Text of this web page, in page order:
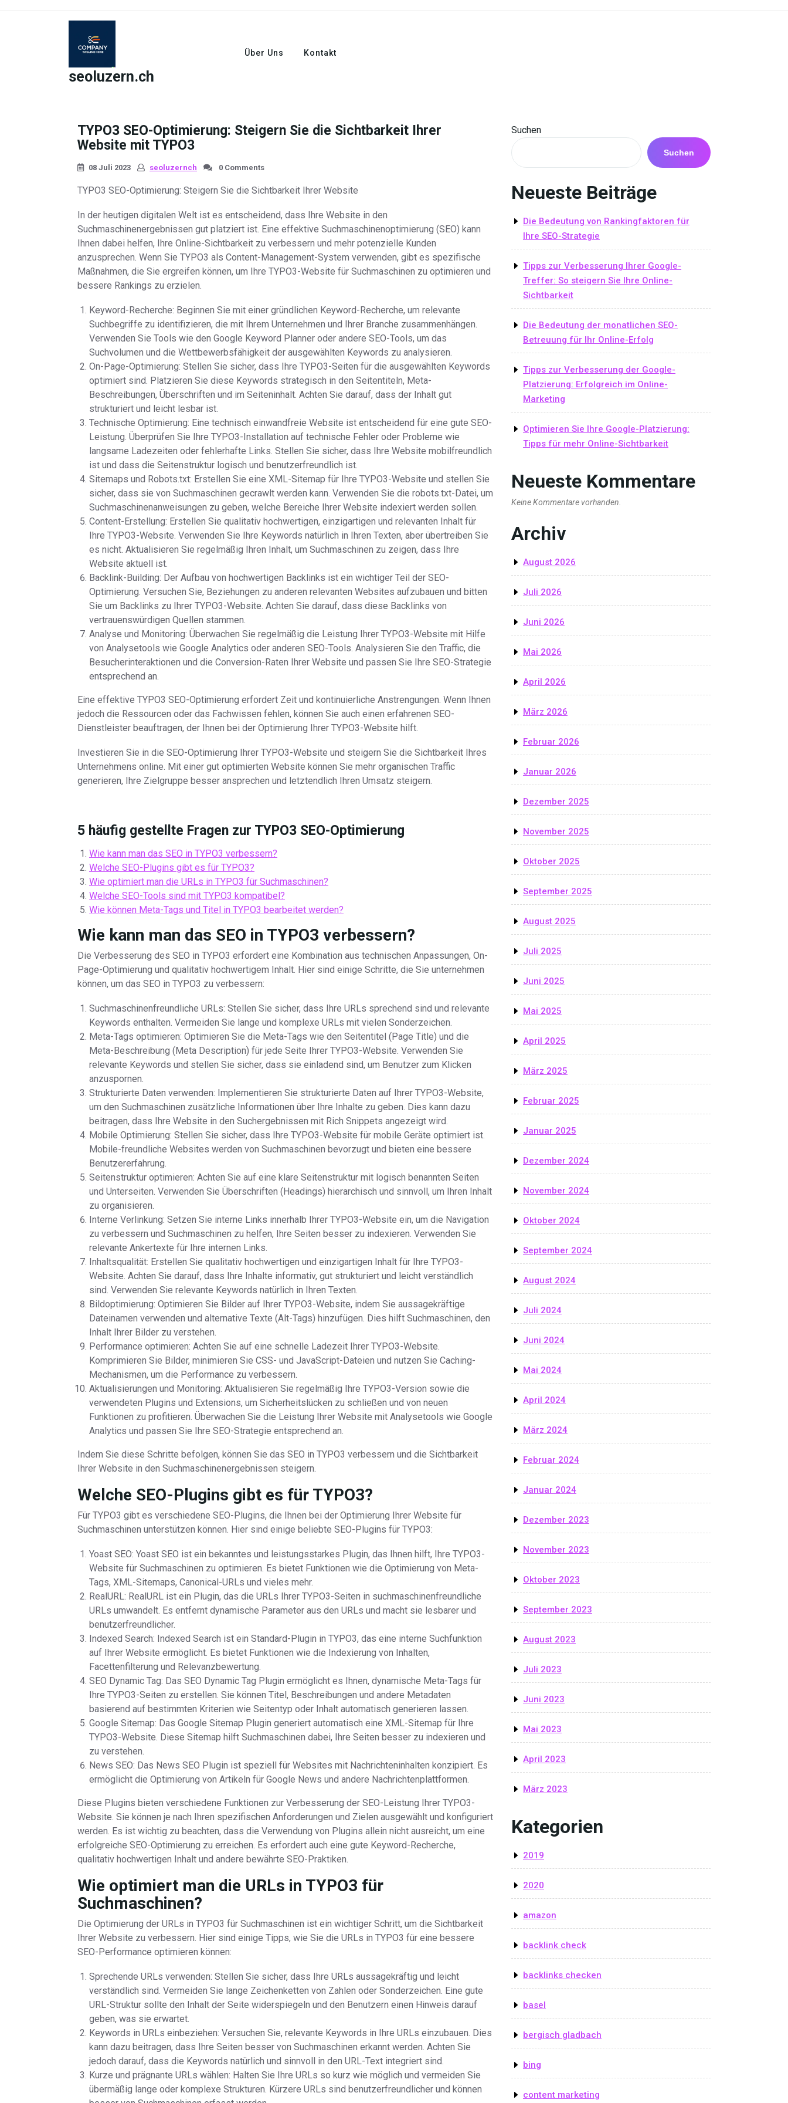
seoluzern.ch
Über Uns Kontakt
TYPO3 SEO-Optimierung: Steigern Sie die Sichtbarkeit Ihrer
Website mit TYPO3
08 Juli 2023 seoluzernch 0 Comments
TYPO3 SEO-Optimierung: Steigern Sie die Sichtbarkeit Ihrer Website
In der heutigen digitalen Welt ist es entscheidend, dass Ihre Website in den
Suchmaschinenergebnissen gut platziert ist. Eine effektive Suchmaschinenoptimierung (SEO) kann
Ihnen dabei helfen, Ihre Online-Sichtbarkeit zu verbessern und mehr potenzielle Kunden
anzusprechen. Wenn Sie TYPO3 als Content-Management-System verwenden, gibt es spezifische
Maßnahmen, die Sie ergreifen können, um Ihre TYPO3-Website für Suchmaschinen zu optimieren und
bessere Rankings zu erzielen.
Keyword-Recherche: Beginnen Sie mit einer gründlichen Keyword-Recherche, um relevante
Suchbegriffe zu identifizieren, die mit Ihrem Unternehmen und Ihrer Branche zusammenhängen.
Verwenden Sie Tools wie den Google Keyword Planner oder andere SEO-Tools, um das
Suchvolumen und die Wettbewerbsfähigkeit der ausgewählten Keywords zu analysieren.
On-Page-Optimierung: Stellen Sie sicher, dass Ihre TYPO3-Seiten für die ausgewählten Keywords
optimiert sind. Platzieren Sie diese Keywords strategisch in den Seitentiteln, Meta-
Beschreibungen, Überschriften und im Seiteninhalt. Achten Sie darauf, dass der Inhalt gut
strukturiert und leicht lesbar ist.
Technische Optimierung: Eine technisch einwandfreie Website ist entscheidend für eine gute SEO-
Leistung. Überprüfen Sie Ihre TYPO3-Installation auf technische Fehler oder Probleme wie
langsame Ladezeiten oder fehlerhafte Links. Stellen Sie sicher, dass Ihre Website mobilfreundlich
ist und dass die Seitenstruktur logisch und benutzerfreundlich ist.
Sitemaps und Robots.txt: Erstellen Sie eine XML-Sitemap für Ihre TYPO3-Website und stellen Sie
sicher, dass sie von Suchmaschinen gecrawlt werden kann. Verwenden Sie die robots.txt-Datei, um
Suchmaschinenanweisungen zu geben, welche Bereiche Ihrer Website indexiert werden sollen.
Content-Erstellung: Erstellen Sie qualitativ hochwertigen, einzigartigen und relevanten Inhalt für
Ihre TYPO3-Website. Verwenden Sie Ihre Keywords natürlich in Ihren Texten, aber übertreiben Sie
es nicht. Aktualisieren Sie regelmäßig Ihren Inhalt, um Suchmaschinen zu zeigen, dass Ihre
Website aktuell ist.
Backlink-Building: Der Aufbau von hochwertigen Backlinks ist ein wichtiger Teil der SEO-
Optimierung. Versuchen Sie, Beziehungen zu anderen relevanten Websites aufzubauen und bitten
Sie um Backlinks zu Ihrer TYPO3-Website. Achten Sie darauf, dass diese Backlinks von
vertrauenswürdigen Quellen stammen.
Analyse und Monitoring: Überwachen Sie regelmäßig die Leistung Ihrer TYPO3-Website mit Hilfe
von Analysetools wie Google Analytics oder anderen SEO-Tools. Analysieren Sie den Traffic, die
Besucherinteraktionen und die Conversion-Raten Ihrer Website und passen Sie Ihre SEO-Strategie
entsprechend an.
Eine effektive TYPO3 SEO-Optimierung erfordert Zeit und kontinuierliche Anstrengungen. Wenn Ihnen
jedoch die Ressourcen oder das Fachwissen fehlen, können Sie auch einen erfahrenen SEO-
Dienstleister beauftragen, der Ihnen bei der Optimierung Ihrer TYPO3-Website hilft.
Investieren Sie in die SEO-Optimierung Ihrer TYPO3-Website und steigern Sie die Sichtbarkeit Ihres
Unternehmens online. Mit einer gut optimierten Website können Sie mehr organischen Traffic
generieren, Ihre Zielgruppe besser ansprechen und letztendlich Ihren Umsatz steigern.
5 häufig gestellte Fragen zur TYPO3 SEO-Optimierung
Wie kann man das SEO in TYPO3 verbessern?
Welche SEO-Plugins gibt es für TYPO3?
Wie optimiert man die URLs in TYPO3 für Suchmaschinen?
Welche SEO-Tools sind mit TYPO3 kompatibel?
Wie können Meta-Tags und Titel in TYPO3 bearbeitet werden?
Wie kann man das SEO in TYPO3 verbessern?
Die Verbesserung des SEO in TYPO3 erfordert eine Kombination aus technischen Anpassungen, On-
Page-Optimierung und qualitativ hochwertigem Inhalt. Hier sind einige Schritte, die Sie unternehmen
können, um das SEO in TYPO3 zu verbessern:
Suchmaschinenfreundliche URLs: Stellen Sie sicher, dass Ihre URLs sprechend sind und relevante
Keywords enthalten. Vermeiden Sie lange und komplexe URLs mit vielen Sonderzeichen.
Meta-Tags optimieren: Optimieren Sie die Meta-Tags wie den Seitentitel (Page Title) und die
Meta-Beschreibung (Meta Description) für jede Seite Ihrer TYPO3-Website. Verwenden Sie
relevante Keywords und stellen Sie sicher, dass sie einladend sind, um Benutzer zum Klicken
anzuspornen.
Strukturierte Daten verwenden: Implementieren Sie strukturierte Daten auf Ihrer TYPO3-Website,
um den Suchmaschinen zusätzliche Informationen über Ihre Inhalte zu geben. Dies kann dazu
beitragen, dass Ihre Website in den Suchergebnissen mit Rich Snippets angezeigt wird.
Mobile Optimierung: Stellen Sie sicher, dass Ihre TYPO3-Website für mobile Geräte optimiert ist.
Mobile-freundliche Websites werden von Suchmaschinen bevorzugt und bieten eine bessere
Benutzererfahrung.
Seitenstruktur optimieren: Achten Sie auf eine klare Seitenstruktur mit logisch benannten Seiten
und Unterseiten. Verwenden Sie Überschriften (Headings) hierarchisch und sinnvoll, um Ihren Inhalt
zu organisieren.
Interne Verlinkung: Setzen Sie interne Links innerhalb Ihrer TYPO3-Website ein, um die Navigation
zu verbessern und Suchmaschinen zu helfen, Ihre Seiten besser zu indexieren. Verwenden Sie
relevante Ankertexte für Ihre internen Links.
Inhaltsqualität: Erstellen Sie qualitativ hochwertigen und einzigartigen Inhalt für Ihre TYPO3-
Website. Achten Sie darauf, dass Ihre Inhalte informativ, gut strukturiert und leicht verständlich
sind. Verwenden Sie relevante Keywords natürlich in Ihren Texten.
Bildoptimierung: Optimieren Sie Bilder auf Ihrer TYPO3-Website, indem Sie aussagekräftige
Dateinamen verwenden und alternative Texte (Alt-Tags) hinzufügen. Dies hilft Suchmaschinen, den
Inhalt Ihrer Bilder zu verstehen.
Performance optimieren: Achten Sie auf eine schnelle Ladezeit Ihrer TYPO3-Website.
Komprimieren Sie Bilder, minimieren Sie CSS- und JavaScript-Dateien und nutzen Sie Caching-
Mechanismen, um die Performance zu verbessern.
Aktualisierungen und Monitoring: Aktualisieren Sie regelmäßig Ihre TYPO3-Version sowie die
verwendeten Plugins und Extensions, um Sicherheitslücken zu schließen und von neuen
Funktionen zu profitieren. Überwachen Sie die Leistung Ihrer Website mit Analysetools wie Google
Analytics und passen Sie Ihre SEO-Strategie entsprechend an.
Indem Sie diese Schritte befolgen, können Sie das SEO in TYPO3 verbessern und die Sichtbarkeit
Ihrer Website in den Suchmaschinenergebnissen steigern.
Welche SEO-Plugins gibt es für TYPO3?
Für TYPO3 gibt es verschiedene SEO-Plugins, die Ihnen bei der Optimierung Ihrer Website für
Suchmaschinen unterstützen können. Hier sind einige beliebte SEO-Plugins für TYPO3:
Yoast SEO: Yoast SEO ist ein bekanntes und leistungsstarkes Plugin, das Ihnen hilft, Ihre TYPO3-
Website für Suchmaschinen zu optimieren. Es bietet Funktionen wie die Optimierung von Meta-
Tags, XML-Sitemaps, Canonical-URLs und vieles mehr.
RealURL: RealURL ist ein Plugin, das die URLs Ihrer TYPO3-Seiten in suchmaschinenfreundliche
URLs umwandelt. Es entfernt dynamische Parameter aus den URLs und macht sie lesbarer und
benutzerfreundlicher.
Indexed Search: Indexed Search ist ein Standard-Plugin in TYPO3, das eine interne Suchfunktion
auf Ihrer Website ermöglicht. Es bietet Funktionen wie die Indexierung von Inhalten,
Facettenfilterung und Relevanzbewertung.
SEO Dynamic Tag: Das SEO Dynamic Tag Plugin ermöglicht es Ihnen, dynamische Meta-Tags für
Ihre TYPO3-Seiten zu erstellen. Sie können Titel, Beschreibungen und andere Metadaten
basierend auf bestimmten Kriterien wie Seitentyp oder Inhalt automatisch generieren lassen.
Google Sitemap: Das Google Sitemap Plugin generiert automatisch eine XML-Sitemap für Ihre
TYPO3-Website. Diese Sitemap hilft Suchmaschinen dabei, Ihre Seiten besser zu indexieren und
zu verstehen.
News SEO: Das News SEO Plugin ist speziell für Websites mit Nachrichteninhalten konzipiert. Es
ermöglicht die Optimierung von Artikeln für Google News und andere Nachrichtenplattformen.
Diese Plugins bieten verschiedene Funktionen zur Verbesserung der SEO-Leistung Ihrer TYPO3-
Website. Sie können je nach Ihren spezifischen Anforderungen und Zielen ausgewählt und konfiguriert
werden. Es ist wichtig zu beachten, dass die Verwendung von Plugins allein nicht ausreicht, um eine
erfolgreiche SEO-Optimierung zu erreichen. Es erfordert auch eine gute Keyword-Recherche,
qualitativ hochwertigen Inhalt und andere bewährte SEO-Praktiken.
Wie optimiert man die URLs in TYPO3 für
Suchmaschinen?
Die Optimierung der URLs in TYPO3 für Suchmaschinen ist ein wichtiger Schritt, um die Sichtbarkeit
Ihrer Website zu verbessern. Hier sind einige Tipps, wie Sie die URLs in TYPO3 für eine bessere
SEO-Performance optimieren können:
Sprechende URLs verwenden: Stellen Sie sicher, dass Ihre URLs aussagekräftig und leicht
verständlich sind. Vermeiden Sie lange Zeichenketten von Zahlen oder Sonderzeichen. Eine gute
URL-Struktur sollte den Inhalt der Seite widerspiegeln und den Benutzern einen Hinweis darauf
geben, was sie erwartet.
Keywords in URLs einbeziehen: Versuchen Sie, relevante Keywords in Ihre URLs einzubauen. Dies
kann dazu beitragen, dass Ihre Seiten besser von Suchmaschinen erkannt werden. Achten Sie
jedoch darauf, dass die Keywords natürlich und sinnvoll in den URL-Text integriert sind.
Kurze und prägnante URLs wählen: Halten Sie Ihre URLs so kurz wie möglich und vermeiden Sie
übermäßig lange oder komplexe Strukturen. Kürzere URLs sind benutzerfreundlicher und können
Suchen
Suchen
Neueste Beiträge
Die Bedeutung von Rankingfaktoren für
Ihre SEO-Strategie
Tipps zur Verbesserung Ihrer Google-
Treffer: So steigern Sie Ihre Online-
Sichtbarkeit
Die Bedeutung der monatlichen SEO-
Betreuung für Ihr Online-Erfolg
Tipps zur Verbesserung der Google-
Platzierung: Erfolgreich im Online-
Marketing
Optimieren Sie Ihre Google-Platzierung:
Tipps für mehr Online-Sichtbarkeit
Neueste Kommentare
Keine Kommentare vorhanden.
Archiv
August 2026
Juli 2026
Juni 2026
Mai 2026
April 2026
März 2026
Februar 2026
Januar 2026
Dezember 2025
November 2025
Oktober 2025
September 2025
August 2025
Juli 2025
Juni 2025
Mai 2025
April 2025
März 2025
Februar 2025
Januar 2025
Dezember 2024
November 2024
Oktober 2024
September 2024
August 2024
Juli 2024
Juni 2024
Mai 2024
April 2024
März 2024
Februar 2024
Januar 2024
Dezember 2023
November 2023
Oktober 2023
September 2023
August 2023
Juli 2023
Juni 2023
Mai 2023
April 2023
März 2023
Kategorien
2019
2020
amazon
backlink check
backlinks checken
basel
bergisch gladbach
bing
content marketing